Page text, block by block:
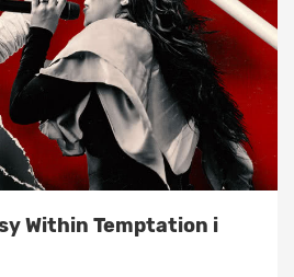
Within Temptation i